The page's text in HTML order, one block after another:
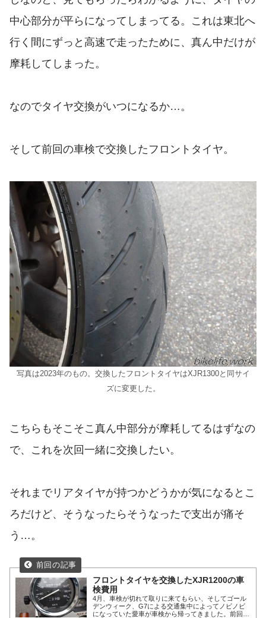
中心部分が平らになってしまってる。これは東北へ
行く間にずっと高速で走ったために、真ん中だけが
摩耗してしまった。
なのでタイヤ交換がいつになるか…。
そして前回の車検で交換したフロントタイヤ。
写真は2023年のもの。交換したフロントタイヤはXJR1300と同サイ
ズに変更した。
こちらもそこそこ真ん中部分が摩耗してるはずなの
で、これを次回一緒に交換したい。
それまでリアタイヤが持つかどうかが気になるとこ
ろだけど、そうなったらそうなったで支出が痛そ
う…。
フロントタイヤを交換したXJR1200の車
検費用
4月、車検が切れて取りに来てもらい、そしてゴール
デンウィーク、G7による交通集中によってノビノビ
になっていた愛車が車検から帰ってきました。前回同